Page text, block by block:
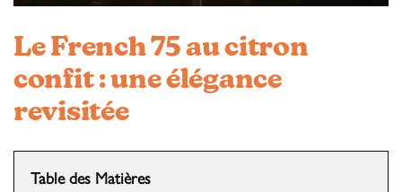
Le French 75 au citron
confit : une élégance
revisitée
Table des Matières